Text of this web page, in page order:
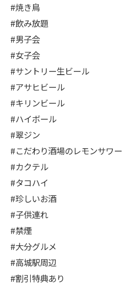
#焼き鳥
#飲み放題
#男子会
#女子会
#サントリー生ビール
#アサヒビール
#キリンビール
#ハイボール
#翠ジン
#こだわり酒場のレモンサワー
#カクテル
#タコハイ
#珍しいお酒
#子供連れ
#禁煙
#大分グルメ
#高城駅周辺
#割引特典あり